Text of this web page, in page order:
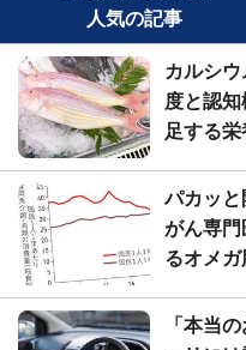
人気の記事
カルシ
度と認
足する
パカッと
がん専門
るオメガ
「本当